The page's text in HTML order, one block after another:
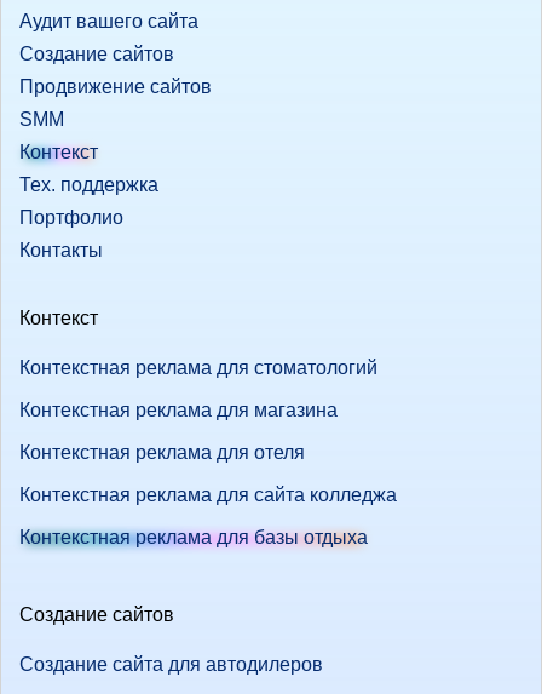
Аудит вашего сайта
Создание сайтов
Продвижение сайтов
SMM
Контекст
Тех. поддержка
Портфолио
Контакты
Контекст
Контекстная реклама для стоматологий
Контекстная реклама для магазина
Контекстная реклама для отеля
Контекстная реклама для сайта колледжа
Контекстная реклама для базы отдыха
Создание сайтов
Создание сайта для автодилеров